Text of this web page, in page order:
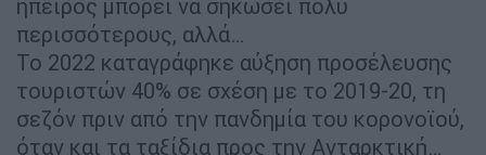
ήπειρος μπορεί να σηκώσει πολύ
περισσότερους, αλλά…
Το 2022 καταγράφηκε αύξηση προσέλευσης
τουριστών 40% σε σχέση με το 2019-20, τη
σεζόν πριν από την πανδημία του κορονοϊού,
όταν και τα ταξίδια προς την Ανταρκτική…